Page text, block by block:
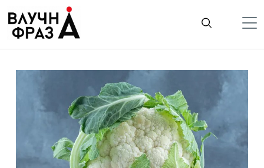
содержимому
Життя
Лайфстайл
ТехноНаука